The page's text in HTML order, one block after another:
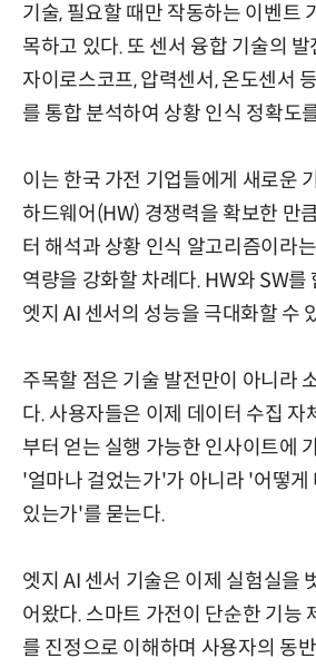
기술, 필요할 때만 작동하는 이벤트
목하고 있다. 또 센서 융합 기술의
자이로스코프, 압력센서, 온도센서
를 통합 분석하여 상황 인식 정확도
이는 한국 가전 기업들에게 새로운
하드웨어(HW) 경쟁력을 확보한 만
터 해석과 상황 인식 알고리즘이라
역량을 강화할 차례다. HW와 SW를
엣지 AI 센서의 성능을 극대화할 수
주목할 점은 기술 발전만이 아니라
다. 사용자들은 이제 데이터 수집 자
부터 얻는 실행 가능한 인사이트에
'얼마나 걸었는가'가 아니라 '어떻게
있는가'를 묻는다.
엣지 AI 센서 기술은 이제 실험실을
어왔다. 스마트 가전이 단순한 기능
를 진정으로 이해하며 사용자의 동